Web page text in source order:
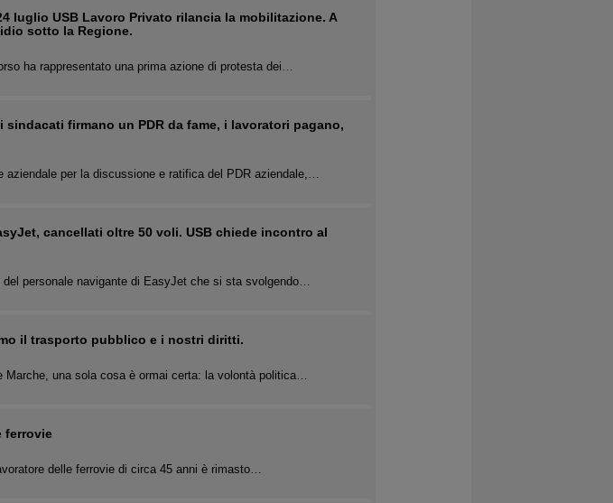
luglio USB Lavoro Privato rilancia la mobilitazione. A
sotto la Regione.
ha rappresentato una prima azione di protesta dei…
firmano un PDR da fame, i lavoratori pagano,
aziendale per la discussione e ratifica del PDR aziendale,…
cancellati oltre 50 voli. USB chiede incontro al
personale navigante di EasyJet che si sta svolgendo…
il trasporto pubblico e i nostri diritti.
Marche, una sola cosa è ormai certa: la volontà politica…
ferrovie
delle ferrovie di circa 45 anni è rimasto…